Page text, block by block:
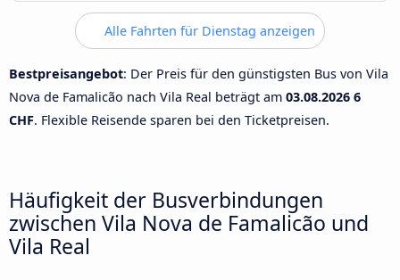
Alle Fahrten für Dienstag anzeigen
Bestpreisangebot: Der Preis für den günstigsten Bus von Vila
Nova de Famalicão nach Vila Real beträgt am 03.08.2026 6
CHF. Flexible Reisende sparen bei den Ticketpreisen.
Häufigkeit der Busverbindungen
zwischen Vila Nova de Famalicão und
Vila Real